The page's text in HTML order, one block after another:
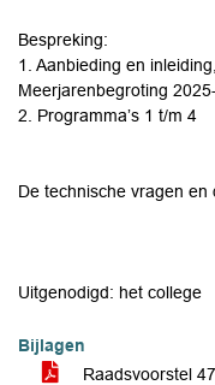
Bespreking:
1. Aanbieding en
Meerjarenbegroting
2. Programma’s 1 t/m 4
De technische vragen en
Uitgenodigd: het college
Bijlagen
Raadsvoorstel